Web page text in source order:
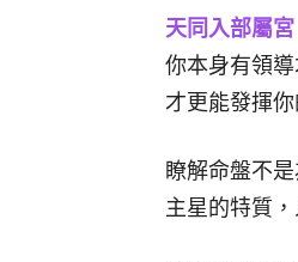
天同入部屬宮
你本身有領
才更能發揮
瞭解命盤不
主星的特質